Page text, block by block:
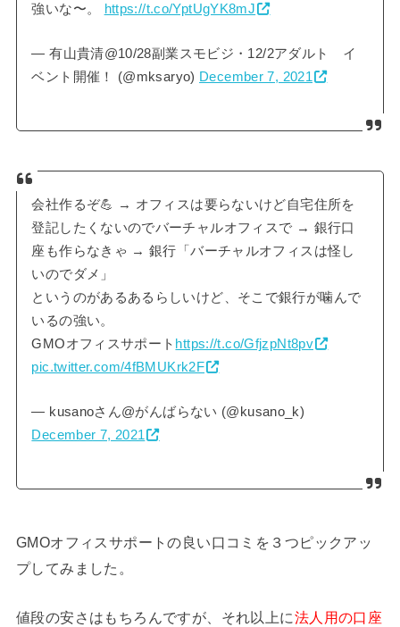
強いな〜。
https://t.co/YptUgYK8mJ
— 有山貴清@10/28副業スモビジ・12/2アダルト イ
ベント開催！ (@mksaryo) December 7, 2021
会社作るぞ💪 → オフィスは要らないけど自宅住所を
登記したくないのでバーチャルオフィスで → 銀行口
座も作らなきゃ → 銀行「バーチャルオフィスは怪し
いのでダメ」
というのがあるあるらしいけど、そこで銀行が噛んで
いるの強い。
GMOオフィスサポート https://t.co/GfjzpNt8pv
pic.twitter.com/4fBMUKrk2F
— kusanoさん@がんばらない (@kusano_k)
December 7, 2021
GMOオフィスサポートの良い口コミを３つピックアッ
プしてみました。
値段の安さはもちろんですが、それ以上に法人用の口座